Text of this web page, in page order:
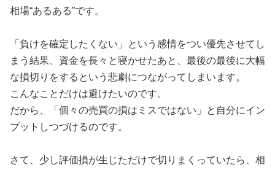
相場“あるある”です。
「負けを確定したくない」という感情をつい優先させてし
まう結果、資金を長々と寝かせたあと、最後の最後に大幅
な損切りをするという悲劇につながってしまいます。
こんなことだけは避けたいのです。
だから、「個々の売買の損はミスではない」と自分にイン
プットしつづけるのです。
さて、少し評価損が生じただけで切りまくっていたら、相